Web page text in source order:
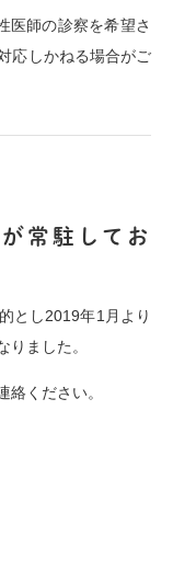
師の診察を希望さ
応しかねる場合がご
常駐してお
とし2019年1月より
ました。
ください。